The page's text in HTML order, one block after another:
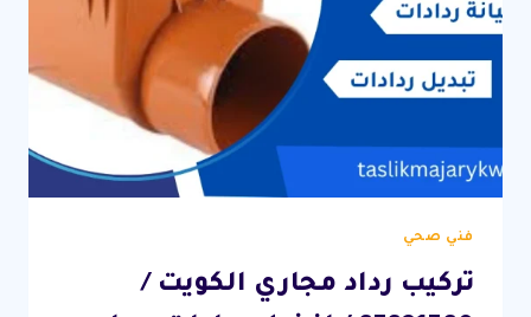
فني صحي
تركيب رداد مجاري الكويت /